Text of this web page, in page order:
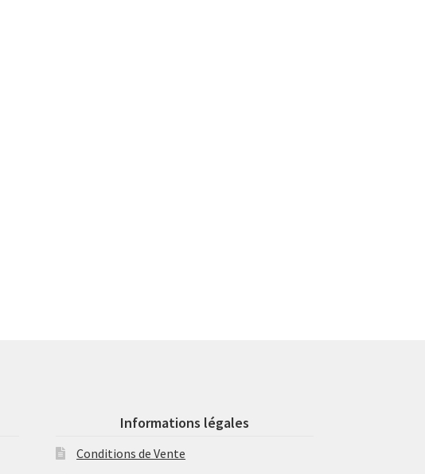
Informations légales
Conditions de Vente